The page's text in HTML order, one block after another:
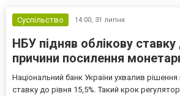
Суспільство 14:00, 31 липня
НБУ підняв облікову ставку
причини посилення
Національний банк України ухвалив
ставку до рівня 15,5%. Такий крок